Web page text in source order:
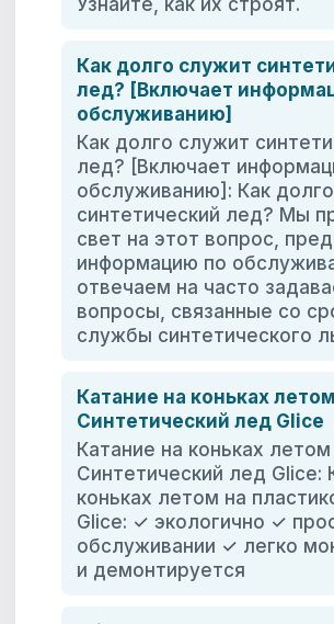
Как долго служит
лед? [Включает
обслуживанию]
Как долго служит
лед? [Включает
обслуживанию]: Как
синтетический лед? Мы
свет на этот вопрос,
информацию по
отвечаем на часто
вопросы, связанные со
службы синтетического
Катание на коньках летом
Синтетический лед Glice
Катание на коньках летом |
Синтетический лед Glice:
коньках летом на
Glice: ✓ экологично ✓
обслуживании ✓ легко
и демонтируется